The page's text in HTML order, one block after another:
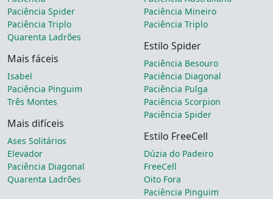
Paciência Spider
Paciência Triplo
Quarenta Ladrões
Mais fáceis
Isabel
Paciência Pinguim
Três Montes
Mais difíceis
Ases Solitários
Elevador
Paciência Diagonal
Quarenta Ladrões
Paciência Mineiro
Paciência Triplo
Estilo Spider
Paciência Besouro
Paciência Diagonal
Paciência Pulga
Paciência Scorpion
Paciência Spider
Estilo FreeCell
Dúzia do Padeiro
FreeCell
Oito Fora
Paciência Pinguim